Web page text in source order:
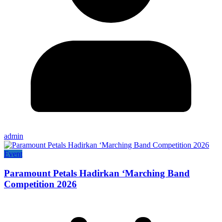
admin
Event
Paramount Petals Hadirkan ‘Marching Band
Competition 2026